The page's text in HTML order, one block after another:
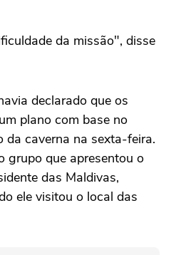
da missão", disse
declarado que os
plano com base no
da caverna na sexta-feira.
grupo que apresentou o
das Maldivas,
ele visitou o local das